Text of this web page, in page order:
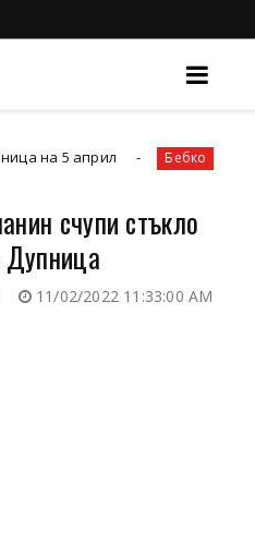
5 април Бебко
счупи стъкло
Дупница
11/02/2022 11:33:00 AM